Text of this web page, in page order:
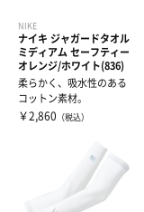
NIKE
ナイキ ジャガードタオル
ミディアム セーフティー
オレンジ/ホワイト(836)
柔らかく、吸水性のある
コットン素材。
￥2,860 （税込）